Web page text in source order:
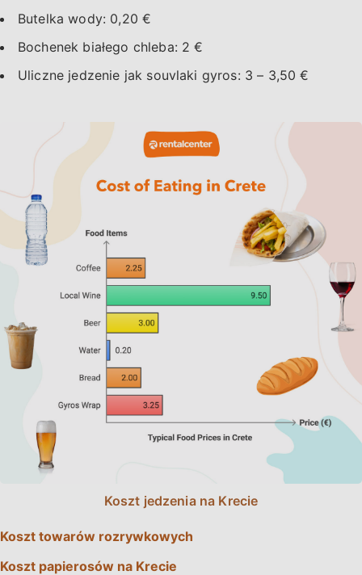
Butelka wody: 0,20 €
Bochenek białego chleba: 2 €
Uliczne jedzenie jak souvlaki gyros: 3 – 3,50 €
Koszt jedzenia na Krecie
Koszt towarów rozrywkowych
Koszt papierosów na Krecie